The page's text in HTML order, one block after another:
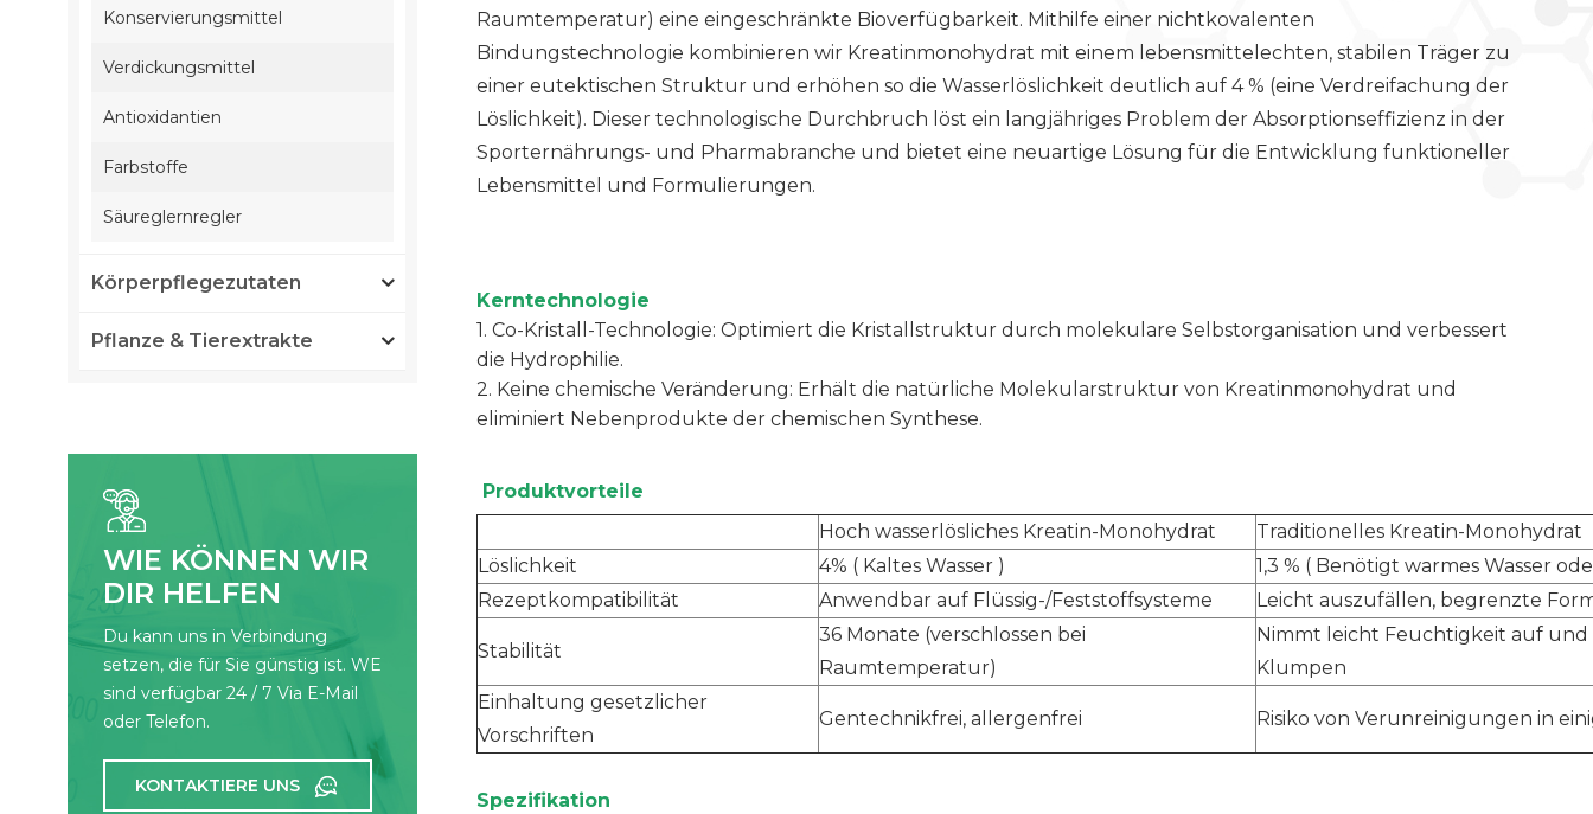
Raumtemperatur) eine eingeschränkte Bioverfügbarkeit. Mithilfe einer nichtkovalenten
Bindungstechnologie kombinieren wir Kreatinmonohydrat mit einem lebensmittelechten, stabilen Träger zu
einer eutektischen Struktur und erhöhen so die Wasserlöslichkeit deutlich auf 4 % (eine Verdreifachung der
Löslichkeit). Dieser technologische Durchbruch löst ein langjähriges Problem der Absorptionseffizienz in der
Sporternährungs- und Pharmabranche und bietet eine neuartige Lösung für die Entwicklung funktioneller
Lebensmittel und Formulierungen.
Kerntechnologie
1. Co-Kristall-Technologie: Optimiert die Kristallstruktur durch molekulare Selbstorganisation und verbessert
die Hydrophilie.
2. Keine chemische Veränderung: Erhält die natürliche Molekularstruktur von Kreatinmonohydrat und
eliminiert Nebenprodukte der chemischen Synthese.
Produktvorteile
Hoch wasserlösliches Kreatin-Monohydrat
Traditionelles Kreatin-Monohydrat
Löslichkeit
4% ( Kaltes Wasser ) 1,3 % ( Benötigt warmes Wasser
Rezeptkompatibilität
Anwendbar auf Flüssig-/Feststoffsysteme Leicht auszufällen, begrenzte
Stabilität
36 Monate (verschlossen bei
Raumtemperatur)
Nimmt leicht Feuchtigkeit auf
Klumpen
Einhaltung gesetzlicher
Vorschriften
Gentechnikfrei, allergenfrei Risiko von Verunreinigungen in
Spezifikation
Konservierungsmittel
Verdickungsmittel
Antioxidantien
Farbstoffe
Säureglernregler
Körperpflegezutaten
Pflanze & Tierextrakte
WIE KÖNNEN WIR
DIR HELFEN
Du kann uns in Verbindung
setzen, die für Sie günstig ist. WE
sind verfügbar 24 / 7 Via E-Mail
oder Telefon.
KONTAKTIERE UNS